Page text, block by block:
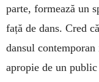
parte, formează un
față de dans. Cred
dansul
apropie de un